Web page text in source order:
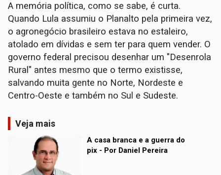
A memória política, como se sabe, é curta.
Quando Lula assumiu o Planalto pela primeira vez,
o agronegócio brasileiro estava no estaleiro,
atolado em dívidas e sem ter para quem vender. O
governo federal precisou desenhar um "Desenrola
Rural" antes mesmo que o termo existisse,
salvando muita gente no Norte, Nordeste e
Centro-Oeste e também no Sul e Sudeste.
Veja mais
A casa branca e a guerra do
pix - Por Daniel Pereira